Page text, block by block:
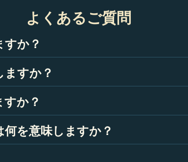
のは、物事が顕在化するには少し時
間がかかるということ。神のタイミ
は、今この瞬間にあなたが想像して
いる以上にうまくいくでしょう。
よくあるご質問
か？
ロフィールを作成します。その後、あなた
すか？
づいています。太陽星座、月星座、アセン
か？
、ガイダンスとして使用することを目的とし
の日常生活、人間関係、健康、キャリアにど
を意味しますか？
特定の人生側面におけるその日の惑星のプ